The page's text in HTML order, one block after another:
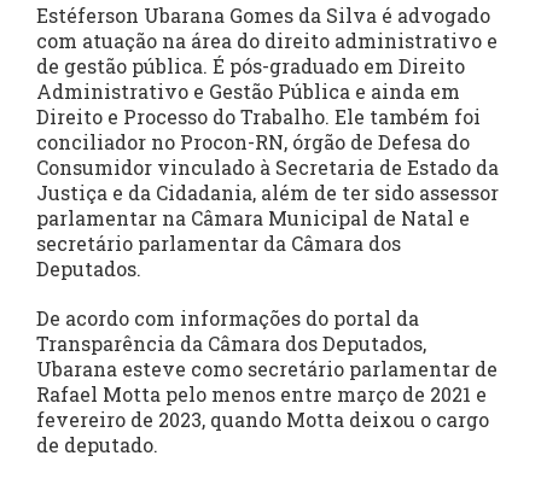
Estéferson Ubarana Gomes da Silva é advogado
com atuação na área do direito administrativo e
de gestão pública. É pós-graduado em Direito
Administrativo e Gestão Pública e ainda em
Direito e Processo do Trabalho. Ele também foi
conciliador no Procon-RN, órgão de Defesa do
Consumidor vinculado à Secretaria de Estado da
Justiça e da Cidadania, além de ter sido assessor
parlamentar na Câmara Municipal de Natal e
secretário parlamentar da Câmara dos
Deputados.
De acordo com informações do portal da
Transparência da Câmara dos Deputados,
Ubarana esteve como secretário parlamentar de
Rafael Motta pelo menos entre março de 2021 e
fevereiro de 2023, quando Motta deixou o cargo
de deputado.